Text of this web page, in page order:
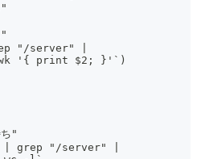
"/server" |
'{ print $2; }'`)
"
grep "/server" |